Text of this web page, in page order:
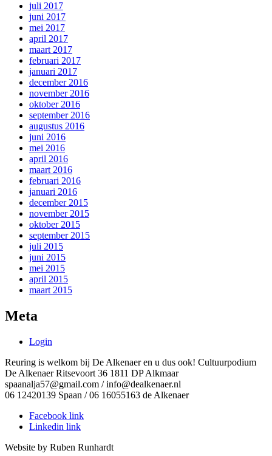
juli 2017
juni 2017
mei 2017
april 2017
maart 2017
februari 2017
januari 2017
december 2016
november 2016
oktober 2016
september 2016
augustus 2016
juni 2016
mei 2016
april 2016
maart 2016
februari 2016
januari 2016
december 2015
november 2015
oktober 2015
september 2015
juli 2015
juni 2015
mei 2015
april 2015
maart 2015
Meta
Login
Reuring is welkom bij De Alkenaer en u dus ook! Cultuurpodium
De Alkenaer Ritsevoort 36 1811 DP Alkmaar
spaanalja57@gmail.com / info@dealkenaer.nl
06 12420139 Spaan / 06 16055163 de Alkenaer
Facebook link
Linkedin link
Website by Ruben Runhardt